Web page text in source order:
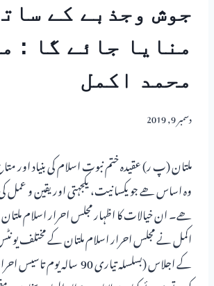
جوش وجذبے کے
منایا جائے گا :
محمد اکمل
دسمبر 9, 2019
ملتان (پ ر) عقیدہ ختم نبوت اسلام کی بنیاد اور
وہ اساس ھے جو یکسانیت، یکجہتی اور یقین و عمل کی
ھے۔ ان خیالات کا اظہار مجلس احرار اسلام ملتان
اکمل نے مجلس احرار اسلام ملتان کے مختلف
کے اجلاس (بسلسلہ تیاری 90